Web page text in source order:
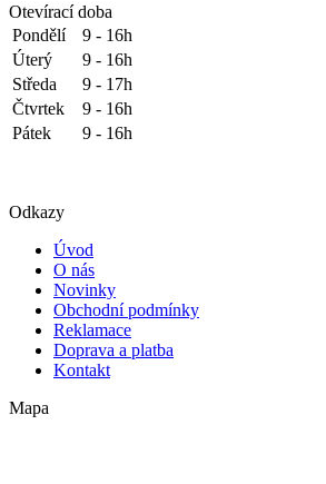
Otevírací doba
Pondělí
9 - 16h
Úterý
9 - 16h
Středa
9 - 17h
Čtvrtek
9 - 16h
Pátek
9 - 16h
Odkazy
Úvod
O nás
Novinky
Obchodní podmínky
Reklamace
Doprava a platba
Kontakt
Mapa